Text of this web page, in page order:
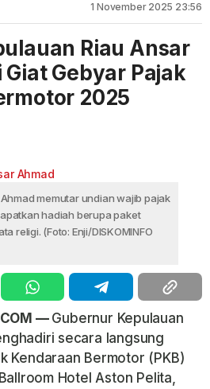
1 November 2025 23:56
Riau Ansar
Gebyar Pajak
2025
memutar undian wajib pajak
hadiah berupa paket
religi. (Foto: Enji/DISKOMINFO
— Gubernur Kepulauan
secara langsung
Kendaraan Bermotor (PKB)
Hotel Aston Pelita,